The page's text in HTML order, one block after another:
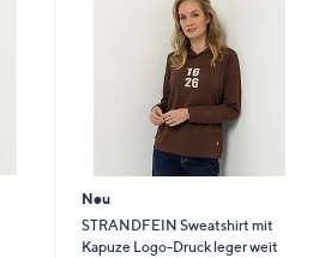
Neu
STRANDFEIN Sweatshirt mit
Kapuze Logo-Druck leger weit